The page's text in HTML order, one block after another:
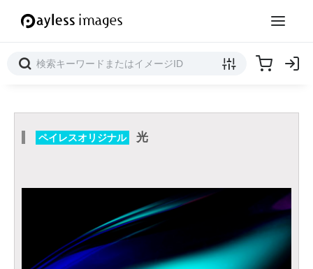
ペイレスオリジナル 光